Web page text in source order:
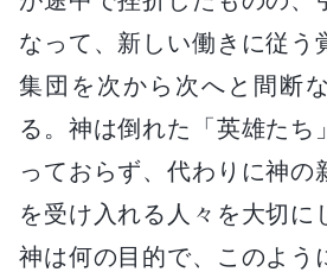
なって、新しい働きに従う
集団を次から次へと間断
る。神は倒れた「英雄たち
っておらず、代わりに神の
を受け入れる人々を大切に
神は何の目的で、このよう